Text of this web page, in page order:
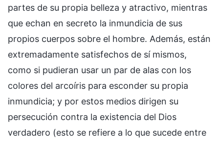
partes de su propia belleza y atractivo, mientras
que echan en secreto la inmundicia de sus
propios cuerpos sobre el hombre. Además, están
extremadamente satisfechos de sí mismos,
como si pudieran usar un par de alas con los
colores del arcoíris para esconder su propia
inmundicia; y por estos medios dirigen su
persecución contra la existencia del Dios
verdadero (esto se refiere a lo que sucede entre